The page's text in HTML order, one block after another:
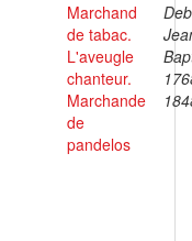
Marchand
de tabac.
L'aveugle
chanteur.
Marchande
de
pandelos